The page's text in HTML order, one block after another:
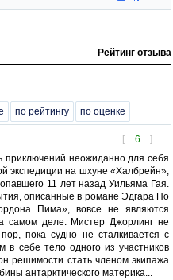
Рейтинг отзыва
по рейтингу по оценке
[ 6 ]
приключений неожиданно для себя
экспедиции на шхуне «Халбрейн»,
11 лет назад Уильяма Гая.
описанные в романе Эдгара По
Пима», вовсе не являются
самом деле. Мистер Джорлинг не
пока судно не сталкивается с
себе тело одного из участников
решимости стать членом экипажа
антарктического материка...